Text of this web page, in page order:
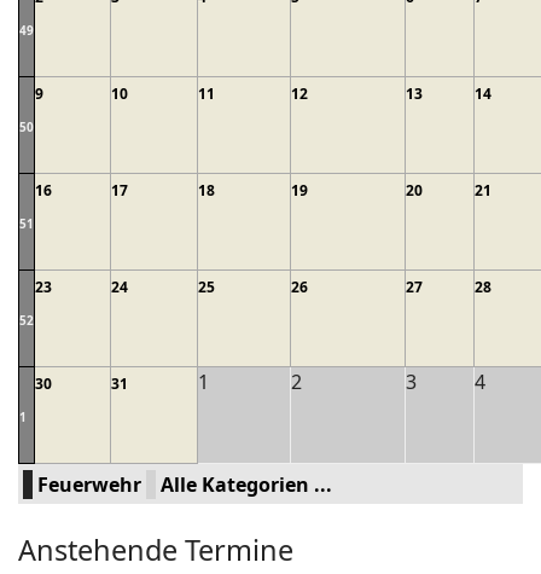
49
50
9 10 11 12 13 14
51
16 17 18 19 20 21
52
23 24 25 26 27 28
1
30 31 1 2 3 4
Feuerwehr Alle Kategorien ...
Anstehende Termine